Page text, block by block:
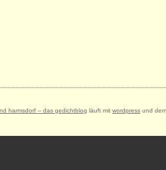
harmsdorf – das gedichtblog läuft mit wordpress und